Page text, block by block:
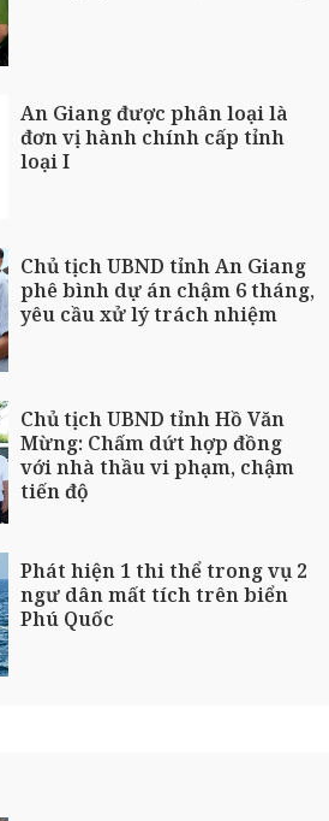
An Giang được phân loại là
đơn vị hành chính cấp tỉnh
loại I
Chủ tịch UBND tỉnh An Giang
phê bình dự án chậm 6 tháng,
yêu cầu xử lý trách nhiệm
Chủ tịch UBND tỉnh Hồ Văn
Mừng: Chấm dứt hợp đồng
với nhà thầu vi phạm, chậm
tiến độ
Phát hiện 1 thi thể trong vụ 2
ngư dân mất tích trên biển
Phú Quốc